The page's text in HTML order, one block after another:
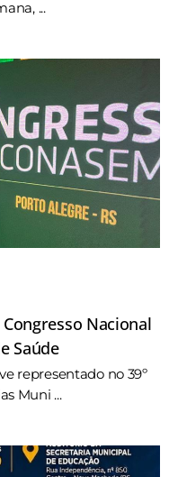
...
Nacional
Saúde
representado no 39º
Muni ...